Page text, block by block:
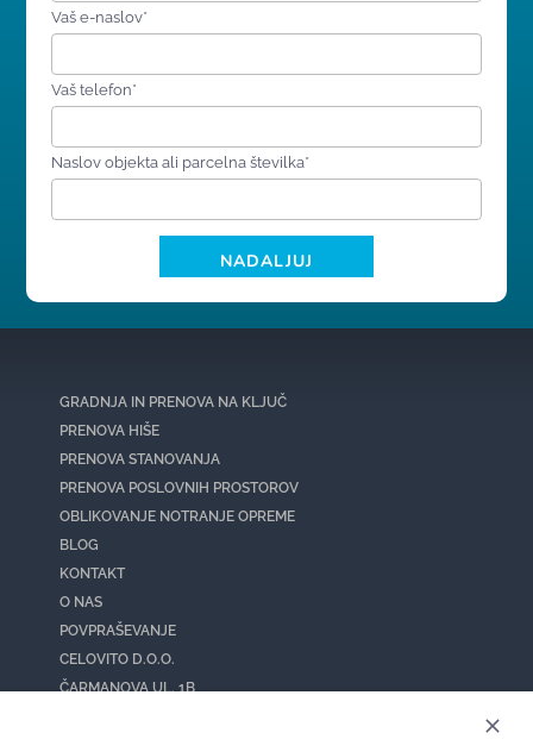
Vaš e-naslov*
Vaš telefon*
Naslov objekta ali parcelna številka*
GRADNJA IN PRENOVA NA KLJUČ
PRENOVA HIŠE
PRENOVA STANOVANJA
PRENOVA POSLOVNIH PROSTOROV
OBLIKOVANJE NOTRANJE OPREME
BLOG
KONTAKT
O NAS
POVPRAŠEVANJE
CELOVITO D.O.O.
ČARMANOVA UL. 1B